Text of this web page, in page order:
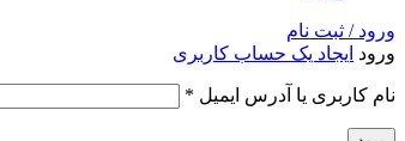
ورود / ثبت نام
ورود ایجاد یک حساب کاربری
نام کاربری یا آدرس ایمیل *